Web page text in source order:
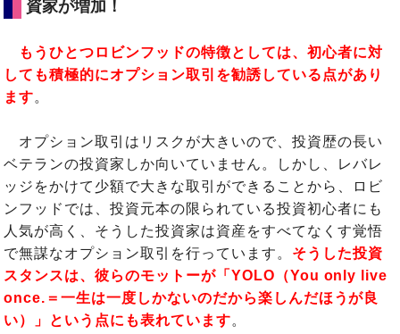
資家が増加！
もうひとつロビンフッドの特徴としては、初心者に対
しても積極的にオプション取引を勧誘している点があり
ます。
オプション取引はリスクが大きいので、投資歴の長い
ベテランの投資家しか向いていません。しかし、レバレ
ッジをかけて少額で大きな取引ができることから、ロビ
ンフッドでは、投資元本の限られている投資初心者にも
人気が高く、そうした投資家は資産をすべてなくす覚悟
で無謀なオプション取引を行っています。 そうした投資
スタンスは、彼らのモットーが「YOLO（You only live
once.＝一生は一度しかないのだから楽しんだほうが良
い）」という点にも表れています。